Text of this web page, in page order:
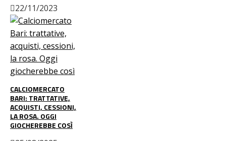
22/11/2023
CALCIOMERCATO
BARI: TRATTATIVE,
ACQUISTI, CESSIONI,
LA ROSA. OGGI
GIOCHEREBBE COSÌ